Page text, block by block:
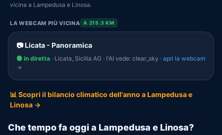
vicina a Lampedusa e Linosa.
LA WEBCAM PIÙ VICINA A 215.3 KM
📷 Licata - Panoramica
🟢 in diretta · Licata, Sicilia AG · l'AI vede: clear_sky · apri la webcam
→
📊 Scopri il bilancio climatico dell'anno a Lampedusa e
Linosa →
Che tempo fa oggi a Lampedusa e Linosa?